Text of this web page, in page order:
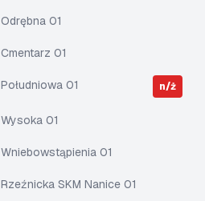
Odrębna 01
Cmentarz 01
Południowa 01 n/ż
Wysoka 01
Wniebowstąpienia 01
Rzeźnicka SKM Nanice 01